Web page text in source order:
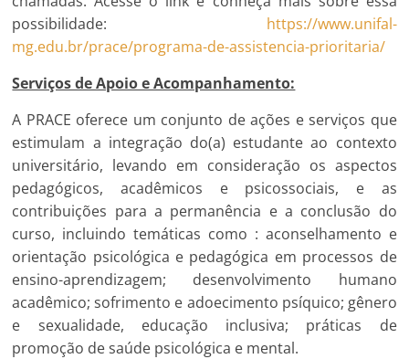
possibilidade: https://www.unifal-
mg.edu.br/prace/programa-de-assistencia-prioritaria/
Serviços de Apoio e Acompanhamento:
A PRACE oferece um conjunto de ações e serviços que
estimulam a integração do(a) estudante ao contexto
universitário, levando em consideração os aspectos
pedagógicos, acadêmicos e psicossociais, e as
contribuições para a permanência e a conclusão do
curso, incluindo temáticas como : aconselhamento e
orientação psicológica e pedagógica em processos de
ensino-aprendizagem; desenvolvimento humano
acadêmico; sofrimento e adoecimento psíquico; gênero
e sexualidade, educação inclusiva; práticas de
promoção de saúde psicológica e mental.